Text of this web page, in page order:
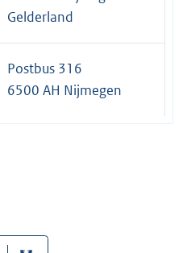
Gelderland
Postbus 316
6500 AH Nijmegen